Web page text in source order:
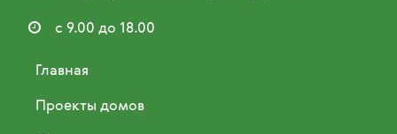
 с 9.00 до 18.00
Главная
Проекты домов